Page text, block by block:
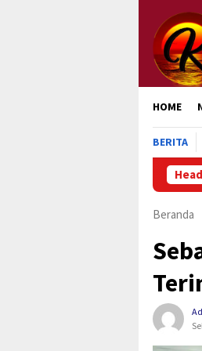
konten
HOME
BERITA
Beranda